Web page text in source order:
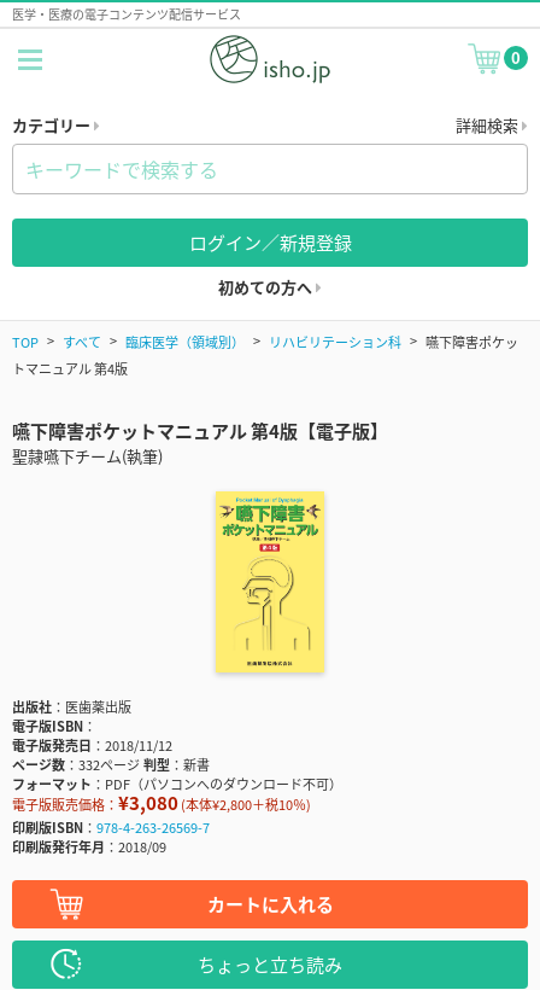
医学・医療の電子コンテンツ配信サービス
0
カテゴリー 詳細検索
ログイン／新規登録
初めての方へ
TOP すべて 臨床医学（領域別） リハビリテーション科
嚥下障害ポケッ
トマニュアル 第4版
嚥下障害ポケットマニュアル 第4版【電子版】
聖隷嚥下チーム(執筆)
出版社
医歯薬出版
電子版ISBN
電子版発売日
2018/11/12
ページ数
332ページ判型
新書
フォーマット
PDF（パソコンへのダウンロード不可）
電子版販売価格： ¥3,080(本体¥2,800＋税10％)
印刷版ISBN
978-4-263-26569-7
印刷版発行年月
2018/09
カートに入れる
ちょっと立ち読み